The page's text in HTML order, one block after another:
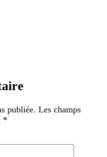
publiée. Les champs
*